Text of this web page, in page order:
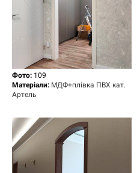
Фото: 109
Матеріали: МДФ+плівка ПВХ кат.
Артель